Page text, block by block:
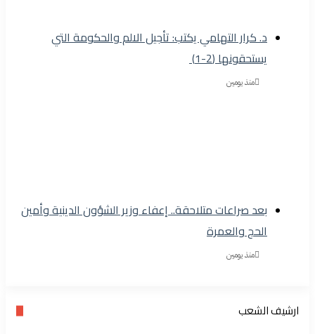
د. كرار التهامي يكتب: تأجيل الالم والحكومة التي
يستحقونها (2-1)
منذ يومين
بعد صراعات متلاحقة.. إعفاء وزير الشؤون الدينية وأمين
الحج والعمرة
منذ يومين
ارشيف الشعب